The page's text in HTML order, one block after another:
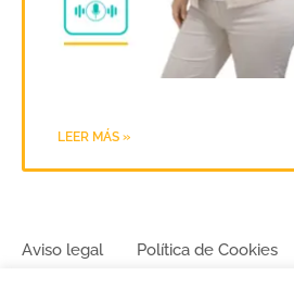
LEER MÁS »
Aviso legal Política de Cookies